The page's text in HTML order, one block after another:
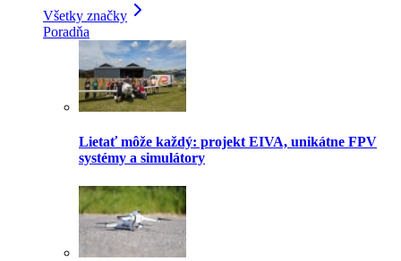
Všetky značky
Poradňa
Lietať môže každý: projekt EIVA, unikátne FPV
systémy a simulátory